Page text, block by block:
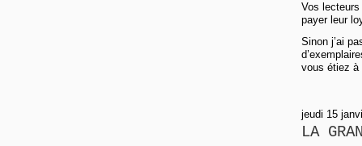
Vos
payer leur
Sinon j’ai
vous étiez à
jeudi 15
LA